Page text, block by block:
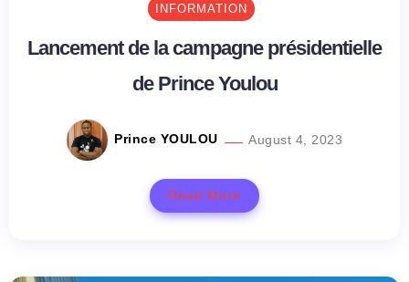
INFORMATION
Lancement de la campagne présidentielle
de Prince Youlou
Prince YOULOU August 4, 2023
Read More